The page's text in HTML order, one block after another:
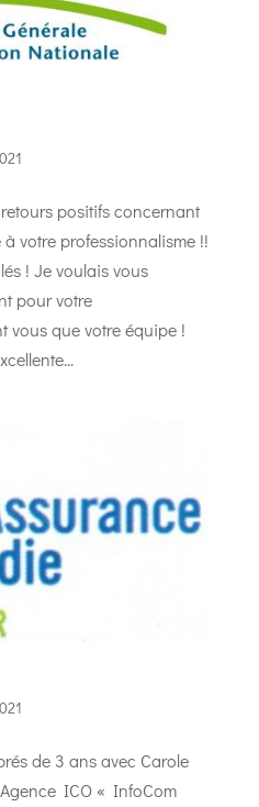
positifs concernant
votre professionnalisme !!
! Je voulais vous
pour votre
vous que votre équipe !
de 3 ans avec Carole
ICO « InfoCom